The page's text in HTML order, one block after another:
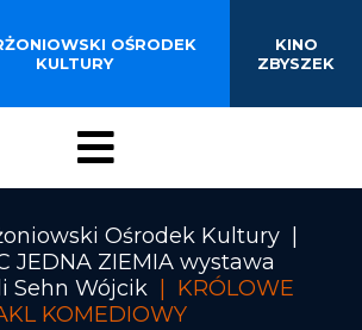
Menu
DOK
KINOTEATRU
W OŚRODEK
KULTURY
KINO
ZBYSZEK
Ośrodek Kultury
JEDNA ZIEMIA wystawa
Sehn Wójcik
KRÓLOWE
KOMEDIOWY